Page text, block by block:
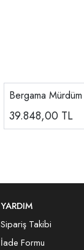
Bergama
39.848,00 TL
YARDIM
Sipariş Takibi
İade Formu